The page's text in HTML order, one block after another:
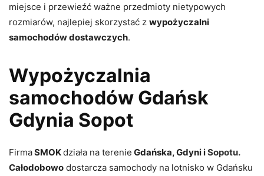
miejsce i przewieźć ważne przedmioty nietypowych
rozmiarów, najlepiej skorzystać z wypożyczalni
samochodów dostawczych.
Wypożyczalnia
samochodów Gdańsk
Gdynia Sopot
FirmaSMOKdziała na terenie Gdańska, Gdyni iSopotu.
Całodobowo dostarcza samochody na lotnisko w Gdańsku